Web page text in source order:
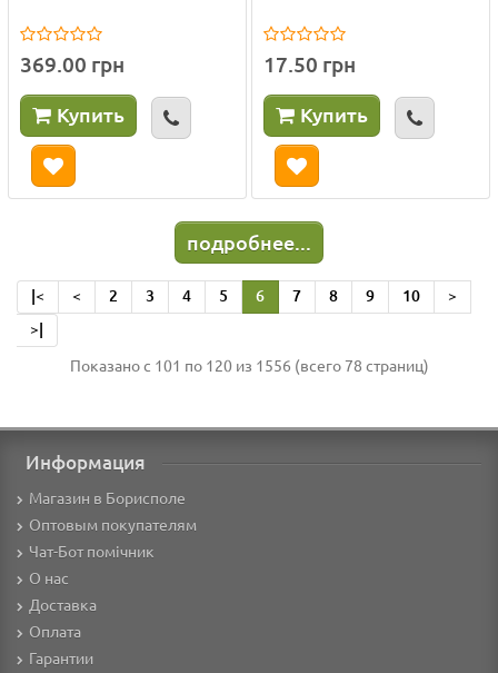
369.00 грн
Купить
17.50 грн
Купить
подробнее...
|< < 2 3 4 5 6 7 8 9 10
>
>|
Показано с 101 по 120 из 1556 (всего 78 страниц)
Информация
Магазин в Борисполе
Оптовым покупателям
Чат-Бот помічник
О нас
Доставка
Оплата
Гарантии